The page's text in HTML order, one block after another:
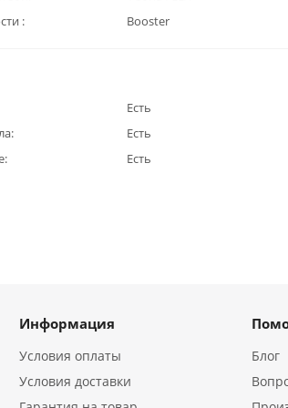
Booster
Есть
Есть
Есть
Информация
Условия оплаты
Условия доставки
Блог